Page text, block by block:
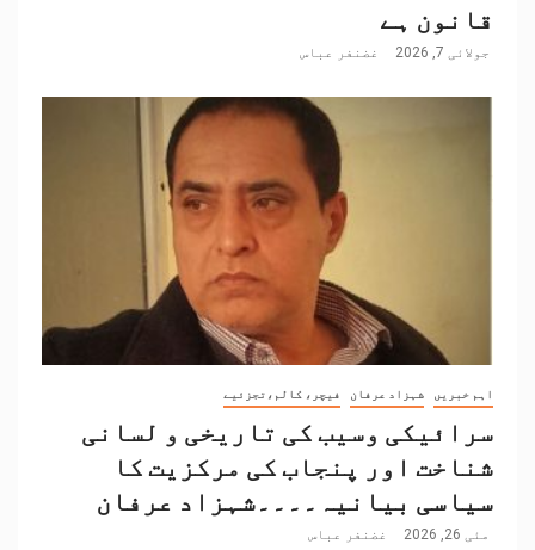
قانون ہے
جولائی 7, 2026 غضنفر عباس
اہم خبریں شہزاد عرفان فیچر، کالم،تجزئیے
سرائیکی وسیب کی تاریخی و لسانی
شناخت اور پنجاب کی مرکزیت کا
سیاسی بیانیہ۔۔۔۔شہزاد عرفان
مئی 26, 2026 غضنفر عباس